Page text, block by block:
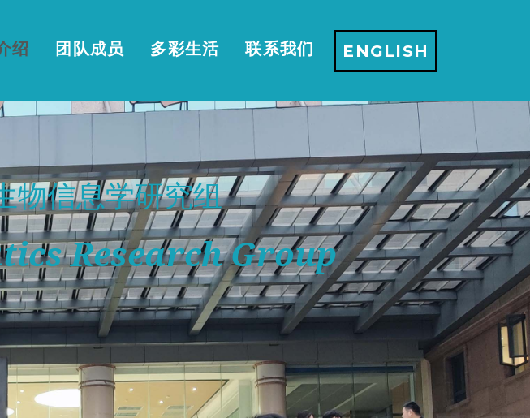
绍 团队成员 多彩生活 联系我们 ENGLISH
物信息学研究组
Research Group